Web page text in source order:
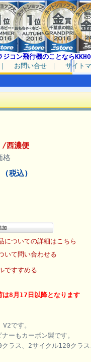
ジコン飛行機のことなら
お問い合せ ｜ サイト
/西濃便
格
(税込)
についての詳細はこちら
いて問い合わせる
ですすめる
は8月17日以降となります
です。
ーもカーボン製です。
ラス、2サイクル120クラス